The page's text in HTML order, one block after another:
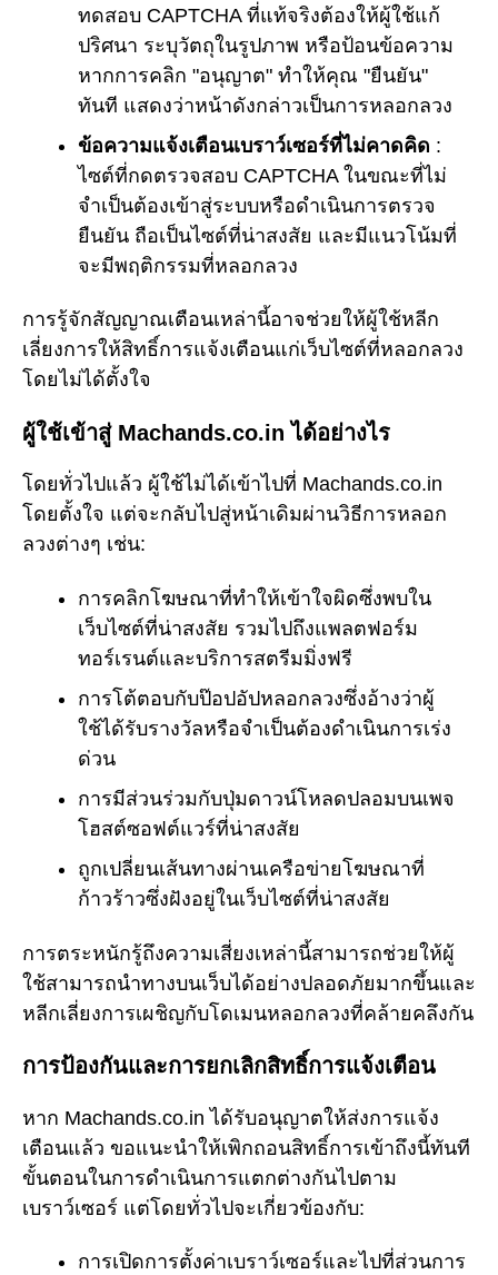
ทดสอบ CAPTCHA ที่แท้จริงต้องให้ผู้ใช้แก้
ปริศนา ระบุวัตถุในรูปภาพ หรือป้อนข้อความ
หากการคลิก "อนุญาต" ทำให้คุณ "ยืนยัน"
ทันที แสดงว่าหน้าดังกล่าวเป็นการหลอกลวง
ข้อความแจ้งเตือนเบราว์เซอร์ที่ไม่คาดคิด :
ไซต์ที่กดตรวจสอบ CAPTCHA ในขณะที่ไม่
จำเป็นต้องเข้าสู่ระบบหรือดำเนินการตรวจ
ยืนยัน ถือเป็นไซต์ที่น่าสงสัย และมีแนวโน้มที่
จะมีพฤติกรรมที่หลอกลวง
การรู้จักสัญญาณเตือนเหล่านี้อาจช่วยให้ผู้ใช้หลีก
เลี่ยงการให้สิทธิ์การแจ้งเตือนแก่เว็บไซต์ที่หลอกลวง
โดยไม่ได้ตั้งใจ
ผู้ใช้เข้าสู่ Machands.co.in ได้อย่างไร
โดยทั่วไปแล้ว ผู้ใช้ไม่ได้เข้าไปที่ Machands.co.in
โดยตั้งใจ แต่จะกลับไปสู่หน้าเดิมผ่านวิธีการหลอก
ลวงต่างๆ เช่น:
การคลิกโฆษณาที่ทำให้เข้าใจผิดซึ่งพบใน
เว็บไซต์ที่น่าสงสัย รวมไปถึงแพลตฟอร์ม
ทอร์เรนต์และบริการสตรีมมิ่งฟรี
การโต้ตอบกับป๊อปอัปหลอกลวงซึ่งอ้างว่าผู้
ใช้ได้รับรางวัลหรือจำเป็นต้องดำเนินการเร่ง
ด่วน
การมีส่วนร่วมกับปุ่มดาวน์โหลดปลอมบนเพจ
โฮสต์ซอฟต์แวร์ที่น่าสงสัย
ถูกเปลี่ยนเส้นทางผ่านเครือข่ายโฆษณาที่
ก้าวร้าวซึ่งฝังอยู่ในเว็บไซต์ที่น่าสงสัย
การตระหนักรู้ถึงความเสี่ยงเหล่านี้สามารถช่วยให้ผู้
ใช้สามารถนำทางบนเว็บได้อย่างปลอดภัยมากขึ้นและ
หลีกเลี่ยงการเผชิญกับโดเมนหลอกลวงที่คล้ายคลึงกัน
การป้องกันและการยกเลิกสิทธิ์การแจ้งเตือน
หาก Machands.co.in ได้รับอนุญาตให้ส่งการแจ้ง
เตือนแล้ว ขอแนะนำให้เพิกถอนสิทธิ์การเข้าถึงนี้ทันที
ขั้นตอนในการดำเนินการแตกต่างกันไปตาม
เบราว์เซอร์ แต่โดยทั่วไปจะเกี่ยวข้องกับ:
การเปิดการตั้งค่าเบราว์เซอร์และไปที่ส่วนการ